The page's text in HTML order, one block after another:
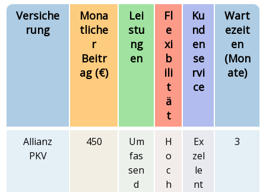
Versiche
rung
Mona
tliche
r
Beitr
ag (€)
Lei
stu
ng
en
Fl
e
xi
b
ili
t
ä
t
Ku
nd
en
se
rvi
ce
Wart
ezeit
en
(Mon
ate)
Allianz
PKV
450
Um
fas
sen
d
H
o
c
h
Ex
zel
le
nt
3